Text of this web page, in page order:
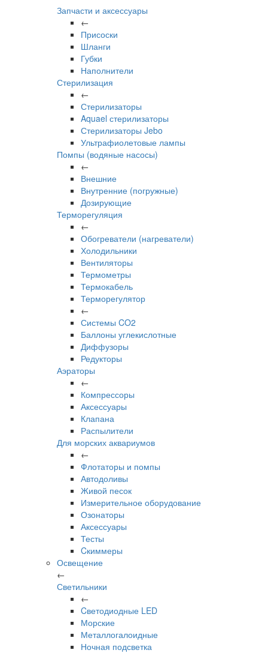
Запчасти и аксессуары
←
Присоски
Шланги
Губки
Наполнители
Стерилизация
←
Стерилизаторы
Aquael стерилизаторы
Стерилизаторы Jebo
Ультрафиолетовые лампы
Помпы (водяные насосы)
←
Внешние
Внутренние (погружные)
Дозирующие
Терморегуляция
←
Обогреватели (нагреватели)
Холодильники
Вентиляторы
Термометры
Термокабель
Терморегулятор
←
Системы CO2
Баллоны углекислотные
Диффузоры
Редукторы
Аэраторы
←
Компрессоры
Аксессуары
Клапана
Распылители
Для морских аквариумов
←
Флотаторы и помпы
Автодоливы
Живой песок
Измерительное оборудование
Озонаторы
Аксессуары
Тесты
Cкиммеры
Освещение
←
Светильники
←
Cветодиодные LED
Морские
Металлогалоидные
Ночная подсветка